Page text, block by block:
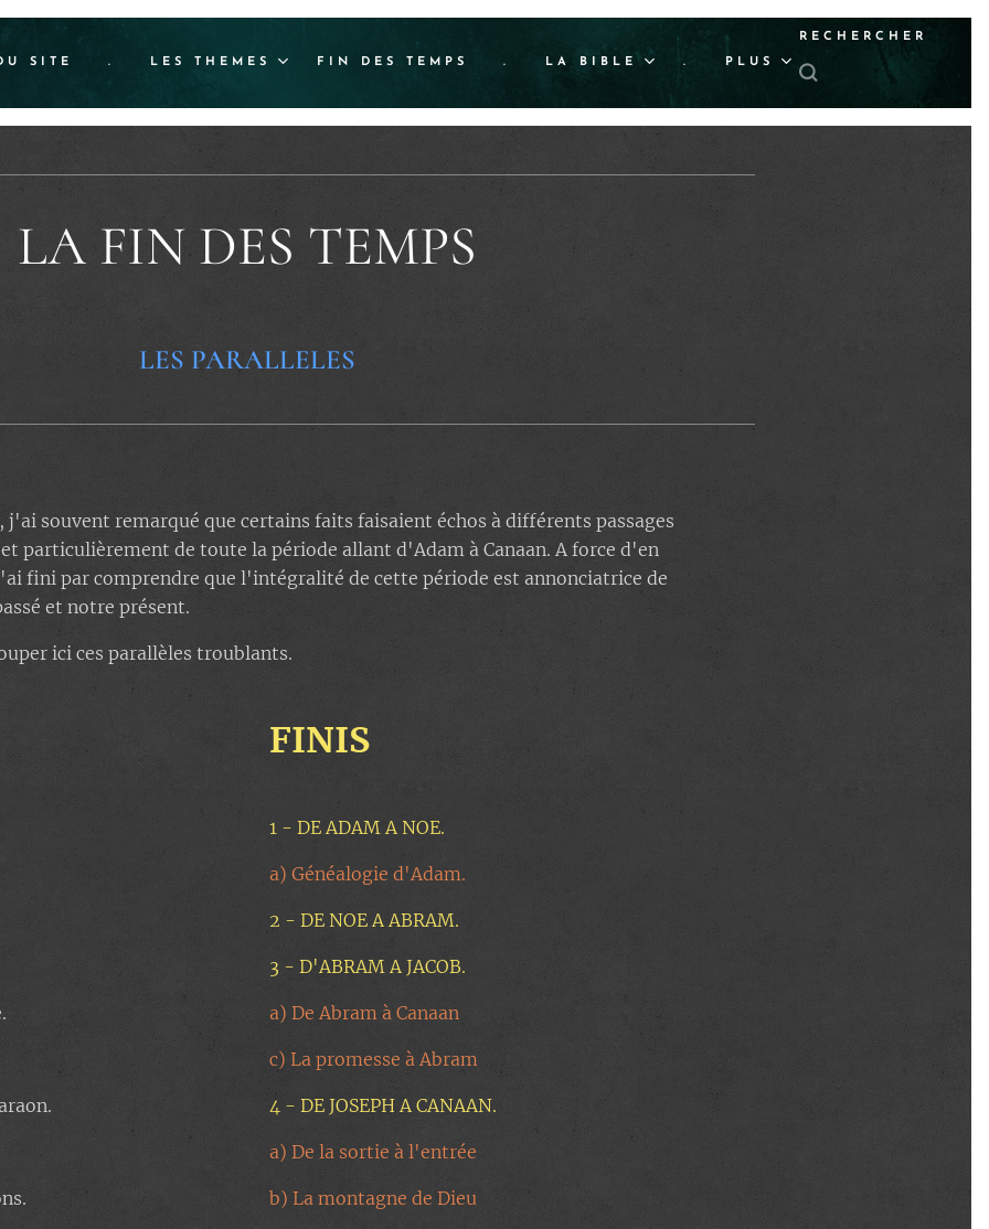
SITE . LES THEMES FIN DES TEMPS . LA BIBLE . PLUS
RECHERCHER
LA FIN DES TEMPS
LES PARALLELES
j'ai souvent remarqué que certains faits faisaient échos à différents passages
particulièrement de toute la période allant d'Adam à Canaan. A force d'en
fini par comprendre que l'intégralité de cette période est annonciatrice de
et notre présent.
ici ces parallèles troublants.
FINIS
1 - DE ADAM A NOE.
a) Généalogie d'Adam.
2 - DE NOE A ABRAM.
3 - D'ABRAM A JACOB.
a) De Abram à Canaan
c) La promesse à Abram
4 - DE JOSEPH A CANAAN.
a) De la sortie à l'entrée
b) La montagne de Dieu